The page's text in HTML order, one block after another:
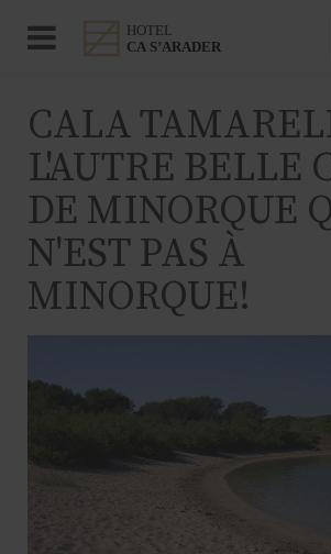
CALA
L'AUTRE BELLE
DE MINORQUE
N'EST PAS À
MINORQUE!